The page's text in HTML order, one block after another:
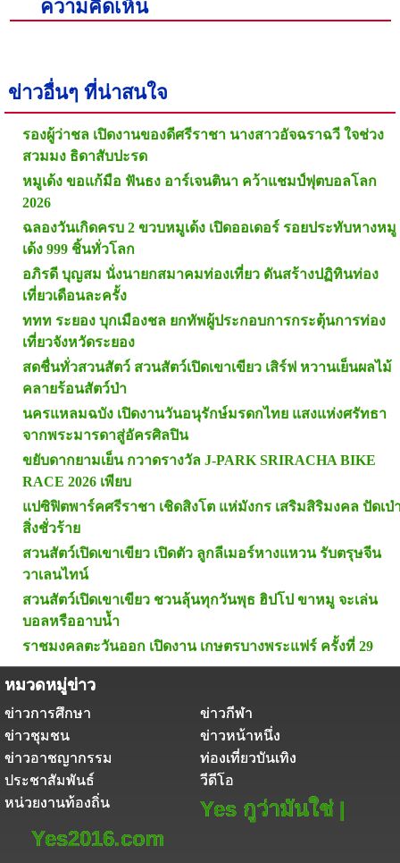
ความคิดเห็น
ข่าวอื่นๆ ที่น่าสนใจ
รองผู้ว่าชล เปิดงานของดีศรีราชา นางสาวอัจฉราฉวี ใจช่วง
สวมมง ธิดาสับปะรด
หมูเด้ง ขอแก้มือ ฟันธง อาร์เจนตินา คว้าแชมป์ฟุตบอลโลก
2026
ฉลองวันเกิดครบ 2 ขวบหมูเด้ง เปิดออเดอร์ รอยประทับหางหมู
เด้ง 999 ชิ้นทั่วโลก
อภิรดี บุญสม นั่งนายกสมาคมท่องเที่ยว ดันสร้างปฏิทินท่อง
เที่ยวเดือนละครั้ง
ททท ระยอง บุกเมืองชล ยกทัพผู้ประกอบการกระตุ้นการท่อง
เที่ยวจังหวัดระยอง
สดชื่นทั่วสวนสัตว์ สวนสัตว์เปิดเขาเขียว เสิร์ฟ หวานเย็นผลไม้
คลายร้อนสัตว์ป่า
นครแหลมฉบัง เปิดงานวันอนุรักษ์มรดกไทย แสงแห่งศรัทธา
จากพระมารดาสู่อัครศิลปิน
ขยับดากยามเย็น กวาดรางวัล J-PARK SRIRACHA BIKE
RACE 2026 เพียบ
แปซิฟิตพาร์คศรีราชา เชิดสิงโต แห่มังกร เสริมสิริมงคล ปัดเป่
สิ่งชั่วร้าย
สวนสัตว์เปิดเขาเขียว เปิดตัว ลูกลีเมอร์หางแหวน รับตรุษจีน
วาเลนไทน์
สวนสัตว์เปิดเขาเขียว ชวนลุ้นทุกวันพุธ ฮิปโป ขาหมู จะเล่น
บอลหรืออาบน้ำ
ราชมงคลตะวันออก เปิดงาน เกษตรบางพระแฟร์ ครั้งที่ 29
หมวดหมู่ข่าว
ข่าวการศึกษา
ข่าวกีฬา
ข่าวชุมชน
ข่าวหน้าหนึ่ง
ข่าวอาชญากรรม
ท่องเที่ยวบันเทิง
ประชาสัมพันธ์
วีดีโอ
หน่วยงานท้องถิ่น
Yes กูว่ามันใช่ |
Yes2016.com